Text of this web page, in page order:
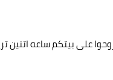
على بيتكم ساعه اتنين